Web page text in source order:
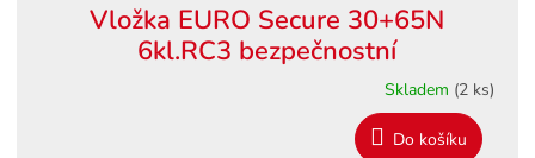
Vložka EURO Secure 30+65N
6kl.RC3 bezpečnostní
Skladem (2 ks)
Do košíku